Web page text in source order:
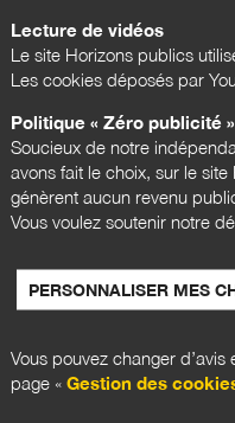
WEB
pour casser
Comme dans
France, le
inauguré,
WEB
Lecture de vidéos
Le site Horizons publics
Les cookies déposés par
Politique « Zéro publicité »
Soucieux de notre
avons fait le choix, sur le
génèrent aucun revenu
Vous voulez soutenir notre
PERSONNALISER MES
Vous pouvez changer
page « Gestion des